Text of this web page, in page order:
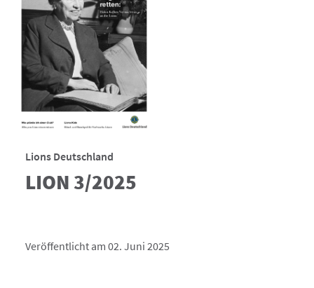
Lions Deutschland
LION 3/2025
Veröffentlicht am 02. Juni 2025